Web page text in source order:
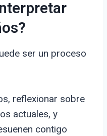
ser un proceso
reflexionar sobre
actuales, y
contigo